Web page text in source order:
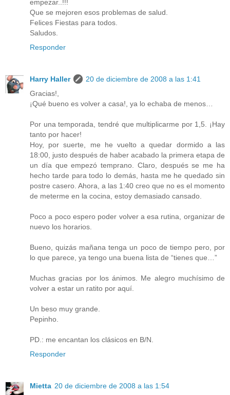
empezar..!!!
Que se mejoren esos problemas de salud.
Felices Fiestas para todos.
Saludos.
Responder
Harry Haller
20 de diciembre de 2008 a las 1:41
Gracias!,
¡Qué bueno es volver a casa!, ya lo echaba de menos…
Por una temporada, tendré que multiplicarme por 1,5. ¡Hay
tanto por hacer!
Hoy, por suerte, me he vuelto a quedar dormido a las
18:00, justo después de haber acabado la primera etapa de
un día que empezó temprano. Claro, después se me ha
hecho tarde para todo lo demás, hasta me he quedado sin
postre casero. Ahora, a las 1:40 creo que no es el momento
de meterme en la cocina, estoy demasiado cansado.
Poco a poco espero poder volver a esa rutina, organizar de
nuevo los horarios.
Bueno, quizás mañana tenga un poco de tiempo pero, por
lo que parece, ya tengo una buena lista de “tienes que…”
Muchas gracias por los ánimos. Me alegro muchísimo de
volver a estar un ratito por aquí.
Un beso muy grande.
Pepinho.
PD.: me encantan los clásicos en B/N.
Responder
Mietta 20 de diciembre de 2008 a las 1:54